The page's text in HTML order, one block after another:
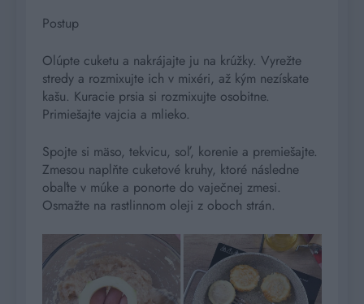
Postup
Olúpte cuketu a nakrájajte ju na krúžky. Vyrežte
stredy a rozmixujte ich v mixéri, až kým nezískate
kašu. Kuracie prsia si rozmixujte osobitne.
Primiešajte vajcia a mlieko.
Spojte si mäso, tekvicu, soľ, korenie a premiešajte.
Zmesou naplňte cuketové kruhy, ktoré následne
obaľte v múke a ponorte do vaječnej zmesi.
Osmažte na rastlinnom oleji z oboch strán.